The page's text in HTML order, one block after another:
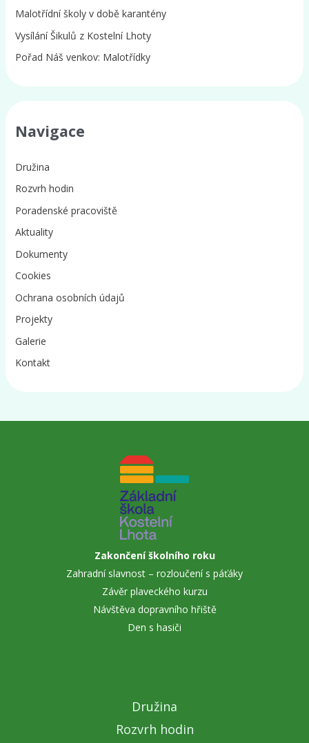
Malotřídní školy v době karantény
Vysílání Šikulů z Kostelní Lhoty
Pořad Náš venkov: Malotřídky
Navigace
Družina
Rozvrh hodin
Poradenské pracoviště
Aktuality
Dokumenty
Cookies
Ochrana osobních údajů
Projekty
Galerie
Kontakt
Zakončení školního roku
Zahradní slavnost – rozloučení s páťáky
Závěr plaveckého kurzu
Návštěva dopravního hřiště
Den s hasiči
Družina
Rozvrh hodin